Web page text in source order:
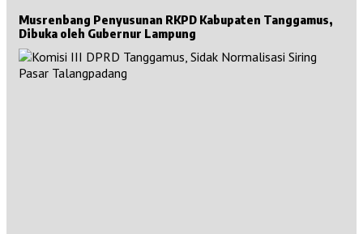
Musrenbang Penyusunan RKPD Kabupaten Tanggamus,
Dibuka oleh Gubernur Lampung